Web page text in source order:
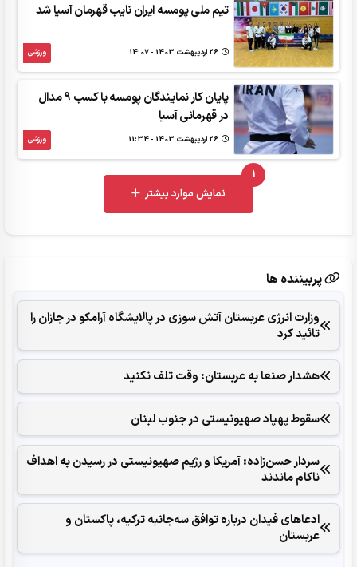
تیم ملی پومسه ایران نایب قهرمان آسیا شد
ورزشی
پایان کار نمایندگان پومسه با کسب 9 مدال
در قهرمانی آسیا
ورزشی
1
UNREAD MESSAGES
نمایش موارد بیشتر
پربیننده ها
وزارت انرژی عربستان آتش سوزی در پالایشگاه آرامکو در جازان را
تائید کرد
هشدار صنعا به عربستان: وقت تلف نکنید
سقوط پهپاد صهیونیستی در جنوب لبنان
سردار حسن‌زاده: آمریکا و رژیم صهیونیستی در رسیدن به اهداف
ناکام ماندند
ادعاهای فیدان درباره توافق سه‌جانبه ترکیه، پاکستان و
عربستان